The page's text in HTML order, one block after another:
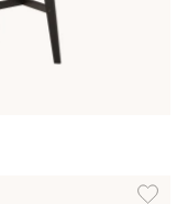
Lägg